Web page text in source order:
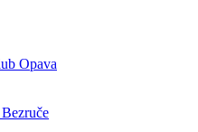
Opava